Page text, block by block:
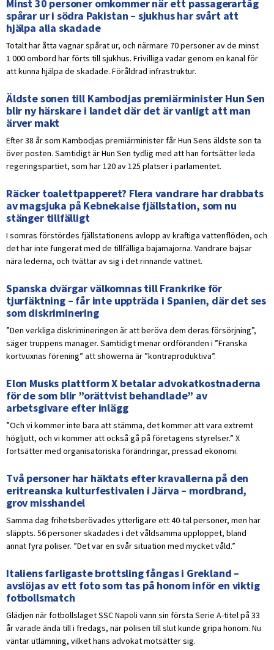
Minst 30 personer omkommer när ett passagerartåg
spårar ur i södra Pakistan – sjukhus har svårt att
hjälpa alla skadade
Totalt har åtta vagnar spårat ur, och närmare 70 personer av de minst
1 000 ombord har förts till sjukhus. Frivilliga vadar genom en kanal för
att kunna hjälpa de skadade. Föråldrad infrastruktur.
Äldste sonen till Kambodjas premiärminister Hun Sen
blir ny härskare i landet där det är vanligt att man
ärver makt
Efter 38 år som Kambodjas premiärminister får Hun Sens äldste son ta
över posten. Samtidigt är Hun Sen tydlig med att han fortsätter leda
regeringspartiet, som har 120 av 125 platser i parlamentet.
Räcker toalettpapperet? Flera vandrare har drabbats
av magsjuka på Kebnekaise fjällstation, som nu
stänger tillfälligt
I somras förstördes fjällstationens avlopp av kraftiga vattenflöden, och
det har inte fungerat med de tillfälliga bajamajorna. Vandrare bajsar
nära lederna, och tvättar av sig i det rinnande vattnet.
Spanska dvärgar välkomnas till Frankrike för
tjurfäktning – får inte uppträda i Spanien, där det ses
som diskriminering
”Den verkliga diskrimineringen är att beröva dem deras försörjning”,
säger truppens manager. Samtidigt menar ordföranden i ”Franska
kortvuxnas förening” att showerna är ”kontraproduktiva”.
Elon Musks plattform X betalar advokatkostnaderna
för de som blir ”orättvist behandlade” av
arbetsgivare efter inlägg
”Och vi kommer inte bara att stämma, det kommer att vara extremt
högljutt, och vi kommer att också gå på företagens styrelser.” X
fortsätter med organisatoriska förändringar, pressad ekonomi.
Två personer har häktats efter kravallerna på den
eritreanska kulturfestivalen i Järva – mordbrand,
grov misshandel
Samma dag frihetsberövades ytterligare ett 40-tal personer, men har
släppts. 56 personer skadades i det våldsamma upploppet, bland
annat fyra poliser. ”Det var en svår situation med mycket våld.”
Italiens farligaste brottsling fångas i Grekland –
avslöjas av ett foto som tas på honom inför en viktig
fotbollsmatch
Glädjen när fotbollslaget SSC Napoli vann sin första Serie A-titel på 33
år varade ända till i fredags, när polisen till slut kunde gripa honom. Nu
väntar utlämning, vilket hans advokat motsätter sig.